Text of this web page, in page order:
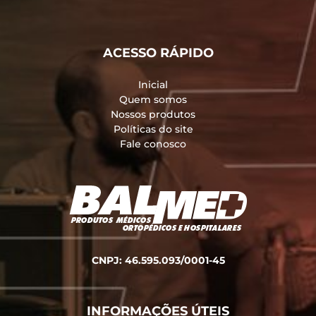
ACESSO RÁPIDO
Inicial
Quem somos
Nossos produtos
Políticas do site
Fale conosco
CNPJ: 46.595.093/0001-45
INFORMAÇÕES ÚTEIS